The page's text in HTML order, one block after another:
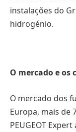
instalações do
hidrogénio.
O mercado e os
O mercado dos
Europa, mais de
PEUGEOT